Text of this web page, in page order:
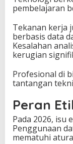
pembelajaran
Tekanan kerja
berbasis data
Kesalahan
kerugian
Profesional di
tantangan
Peran
Pada 2026, isu
Penggunaan
mematuhi